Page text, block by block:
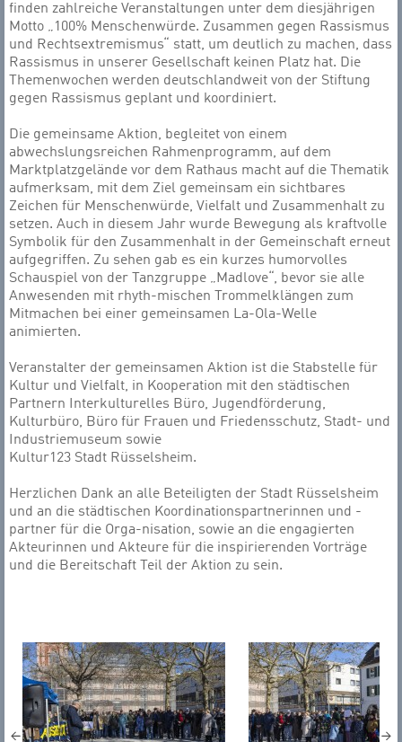
finden zahlreiche Veranstaltungen unter dem diesjährigen
Motto „100% Menschenwürde. Zusammen gegen Rassismus
und Rechtsextremismus“ statt, um deutlich zu machen, dass
Rassismus in unserer Gesellschaft keinen Platz hat. Die
Themenwochen werden deutschlandweit von der Stiftung
gegen Rassismus geplant und koordiniert.
Die gemeinsame Aktion, begleitet von einem
abwechslungsreichen Rahmenprogramm, auf dem
Marktplatzgelände vor dem Rathaus macht auf die Thematik
aufmerksam, mit dem Ziel gemeinsam ein sichtbares
Zeichen für Menschenwürde, Vielfalt und Zusammenhalt zu
setzen. Auch in diesem Jahr wurde Bewegung als kraftvolle
Symbolik für den Zusammenhalt in der Gemeinschaft erneut
aufgegriffen. Zu sehen gab es ein kurzes humorvolles
Schauspiel von der Tanzgruppe „Madlove“, bevor sie alle
Anwesenden mit rhyth-mischen Trommelklängen zum
Mitmachen bei einer gemeinsamen La-Ola-Welle
animierten.
Veranstalter der gemeinsamen Aktion ist die Stabstelle für
Kultur und Vielfalt, in Kooperation mit den städtischen
Partnern Interkulturelles Büro, Jugendförderung,
Kulturbüro, Büro für Frauen und Friedensschutz, Stadt- und
Industriemuseum sowie
Kultur123 Stadt Rüsselsheim.
Herzlichen Dank an alle Beteiligten der Stadt Rüsselsheim
und an die städtischen Koordinationspartnerinnen und -
partner für die Orga-nisation, sowie an die engagierten
Akteurinnen und Akteure für die inspirierenden Vorträge
und die Bereitschaft Teil der Aktion zu sein.